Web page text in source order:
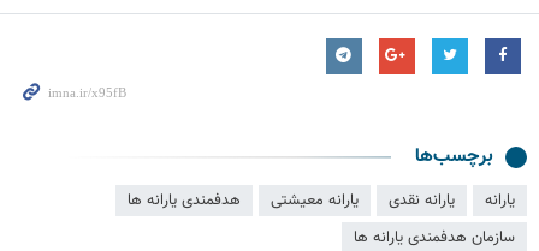
برچسب‌ها
یارانه یارانه نقدی یارانه معیشتی
هدفمندی یارانه ها
سازمان هدفمندی یارانه ها